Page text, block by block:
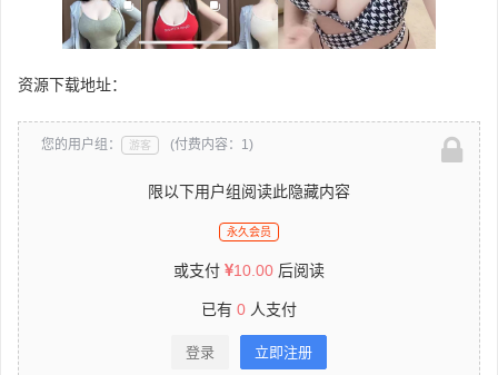
资源下载地址：
您的用户组： 游客 (付费内容：1)
限以下用户组阅读此隐藏内容
永久会员
或支付 10.00 后阅读
已有 0 人支付
登录 立即注册